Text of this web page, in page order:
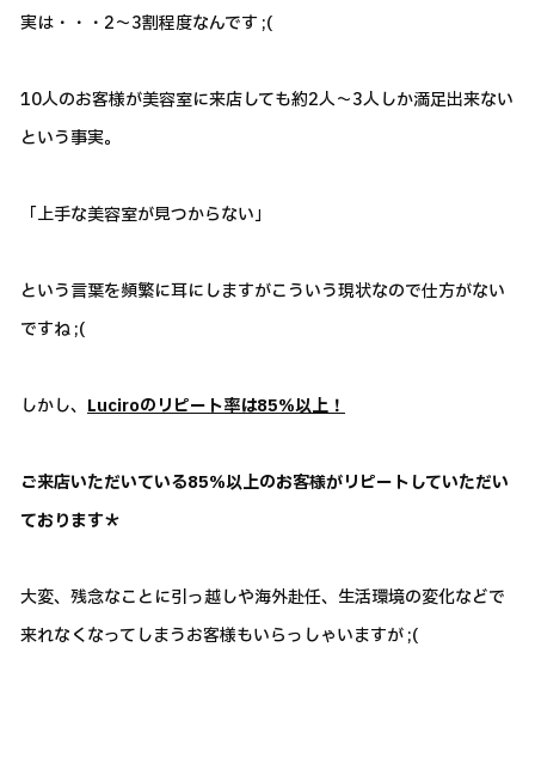
実は・・・2～3割程度なんです ;(
10人のお客様が美容室に来店しても約2人～3人しか満足出来ない
という事実。
「上手な美容室が見つからない」
という言葉を頻繁に耳にしますがこういう現状なので仕方がない
ですね ;(
しかし、 Luciroのリピート率は85％以上！
ご来店いただいている85％以上のお客様がリピートしていただい
ております＊
大変、残念なことに引っ越しや海外赴任、生活環境の変化などで
来れなくなってしまうお客様もいらっしゃいますが ;(